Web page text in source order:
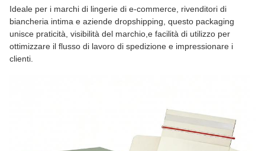
Ideale per i marchi di lingerie di e-commerce, rivenditori di
biancheria intima e aziende dropshipping, questo packaging
unisce praticità, visibilità del marchio,e facilità di utilizzo per
ottimizzare il flusso di lavoro di spedizione e impressionare i
clienti.